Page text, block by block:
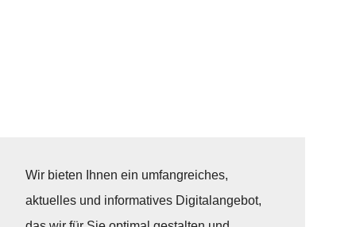
Wir bieten Ihnen ein umfangreiches,
aktuelles und informatives Digitalangebot,